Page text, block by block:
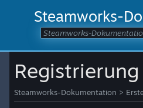
Steamworks-
Registrierung
Steamworks-Dokumentation >